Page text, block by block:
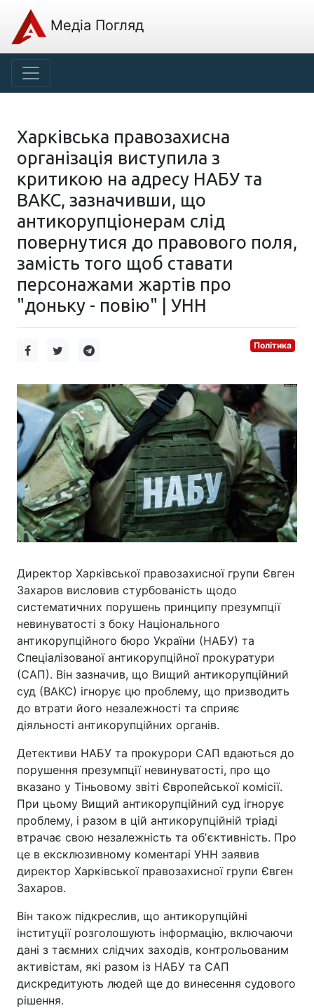
Медіа Погляд
Харківська правозахисна
організація виступила з
критикою на адресу НАБУ та
ВАКС, зазначивши, що
антикорупціонерам слід
повернутися до правового поля,
замість того щоб ставати
персонажами жартів про
"доньку - повію" | УНН
Політика
Директор Харківської правозахисної групи Євген
Захаров висловив стурбованість щодо
систематичних порушень принципу презумпції
невинуватості з боку Національного
антикорупційного бюро України (НАБУ) та
Спеціалізованої антикорупційної прокуратури
(САП). Він зазначив, що Вищий антикорупційний
суд (ВАКС) ігнорує цю проблему, що призводить
до втрати його незалежності та сприяє
діяльності антикорупційних органів.
Детективи НАБУ та прокурори САП вдаються до
порушення презумпції невинуватості, про що
вказано у Тіньовому звіті Європейської комісії.
При цьому Вищий антикорупційний суд ігнорує
проблему, і разом в цій антикорупційній тріаді
втрачає свою незалежність та обʼєктивність. Про
це в ексклюзивному коментарі УНН заявив
директор Харківської правозахисної групи Євген
Захаров.
Він також підкреслив, що антикорупційні
інституції розголошують інформацію, включаючи
дані з таємних слідчих заходів, контрольованим
активістам, які разом із НАБУ та САП
дискредитують людей ще до винесення судового
рішення.